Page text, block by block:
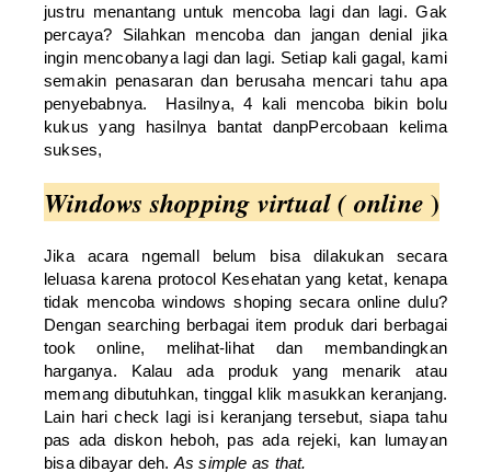
justru menantang untuk mencoba lagi dan lagi. Gak
percaya? Silahkan mencoba dan jangan denial jika
ingin mencobanya lagi dan lagi. Setiap kali gagal, kami
semakin penasaran dan berusaha mencari tahu apa
penyebabnya. Hasilnya, 4 kali mencoba bikin bolu
kukus yang hasilnya bantat danpPercobaan kelima
sukses,
Windows shopping virtual ( online)
Jika acara ngemall belum bisa dilakukan secara
leluasa karena protocol Kesehatan yang ketat, kenapa
tidak mencoba windows shoping secara online dulu?
Dengan searching berbagai item produk dari berbagai
took online, melihat-lihat dan membandingkan
harganya. Kalau ada produk yang menarik atau
memang dibutuhkan, tinggal klik masukkan keranjang.
Lain hari check lagi isi keranjang tersebut, siapa tahu
pas ada diskon heboh, pas ada rejeki, kan lumayan
bisa dibayar deh. As simple as that.